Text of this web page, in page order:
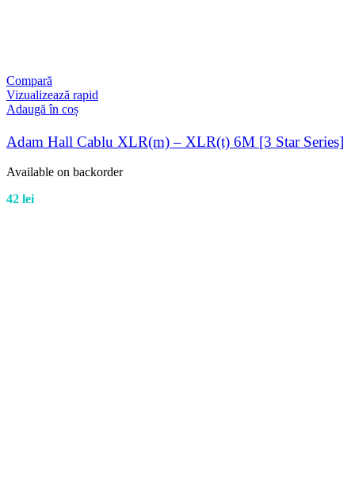
Compară
Vizualizează rapid
Adaugă în coș
Adam Hall Cablu XLR(m) – XLR(t) 6M [3 Star Series]
Available on backorder
42 lei